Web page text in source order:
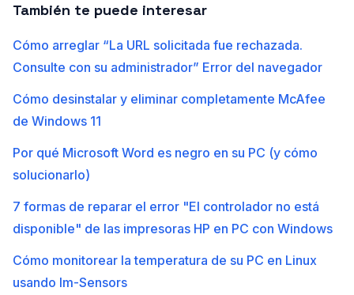
También te puede interesar
Cómo arreglar “La URL solicitada fue rechazada.
Consulte con su administrador” Error del navegador
Cómo desinstalar y eliminar completamente McAfee
de Windows 11
Por qué Microsoft Word es negro en su PC (y cómo
solucionarlo)
7 formas de reparar el error "El controlador no está
disponible" de las impresoras HP en PC con Windows
Cómo monitorear la temperatura de su PC en Linux
usando lm-Sensors